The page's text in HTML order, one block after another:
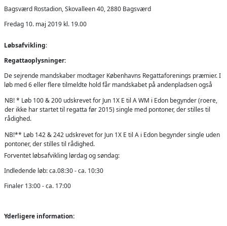
Bagsværd Rostadion, Skovalleen 40, 2880 Bagsværd
Fredag 10. maj 2019 kl. 19.00
Løbsafvikling:
Regattaoplysninger:
De sejrende mandskaber modtager Københavns Regattaforenings præmier. I
løb med 6 eller flere tilmeldte hold får mandskabet på andenpladsen også
NB! * Løb 100 & 200 udskrevet for Jun 1X E til A WM i Edon begynder (roere,
der ikke har startet til regatta før 2015) single med pontoner, der stilles til
rådighed.
NB!** Løb 142 & 242 udskrevet for Jun 1X E til A i Edon begynder single uden
pontoner, der stilles til rådighed.
Forventet løbsafvikling lørdag og søndag:
Indledende løb: ca.08:30 - ca. 10:30
Finaler 13:00 - ca. 17:00
Yderligere information: